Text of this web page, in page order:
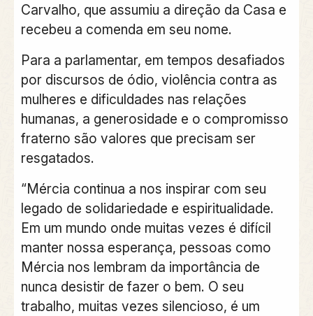
Carvalho, que assumiu a direção da Casa e
recebeu a comenda em seu nome.
Para a parlamentar, em tempos desafiados
por discursos de ódio, violência contra as
mulheres e dificuldades nas relações
humanas, a generosidade e o compromisso
fraterno são valores que precisam ser
resgatados.
“Mércia continua a nos inspirar com seu
legado de solidariedade e espiritualidade.
Em um mundo onde muitas vezes é difícil
manter nossa esperança, pessoas como
Mércia nos lembram da importância de
nunca desistir de fazer o bem. O seu
trabalho, muitas vezes silencioso, é um